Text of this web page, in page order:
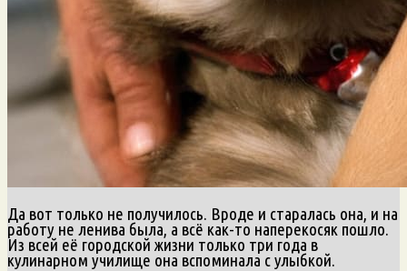
Да вот только не получилось. Вроде и старалась она, и на
работу не ленива была, а всё как-то наперекосяк пошло.
Из всей её городской жизни только три года в
кулинарном училище она вспоминала с улыбкой.